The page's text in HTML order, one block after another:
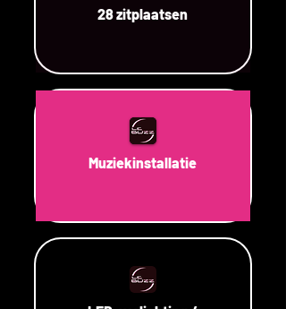
28 zitplaatsen
Muziekinstallatie